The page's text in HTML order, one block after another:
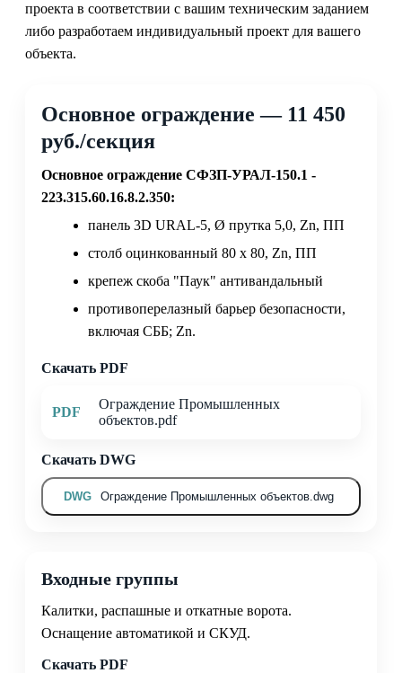
проекта в соответствии с вашим техническим заданием
либо разработаем индивидуальный проект для вашего
объекта.
Основное ограждение — 11 450
руб./секция
Основное ограждение СФЗП-УРАЛ-150.1 -
223.315.60.16.8.2.350:
панель 3D URAL-5, Ø прутка 5,0, Zn, ПП
столб оцинкованный 80 х 80, Zn, ПП
крепеж скоба "Паук" антивандальный
противоперелазный барьер безопасности,
включая СББ; Zn.
Скачать PDF
PDF
Ограждение Промышленных
объектов.pdf
Скачать DWG
DWG Ограждение Промышленных объектов.dwg
Входные группы
Калитки, распашные и откатные ворота.
Оснащение автоматикой и СКУД.
Скачать PDF